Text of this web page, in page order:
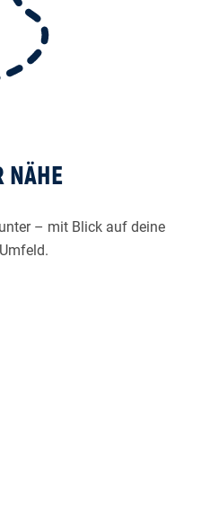
NÄHE
– mit Blick auf deine